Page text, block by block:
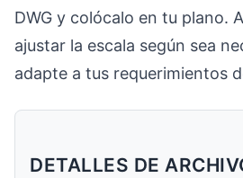
DWG y colócalo en tu plano.
ajustar la escala según sea
adapte a tus requerimientos
DETALLES DE